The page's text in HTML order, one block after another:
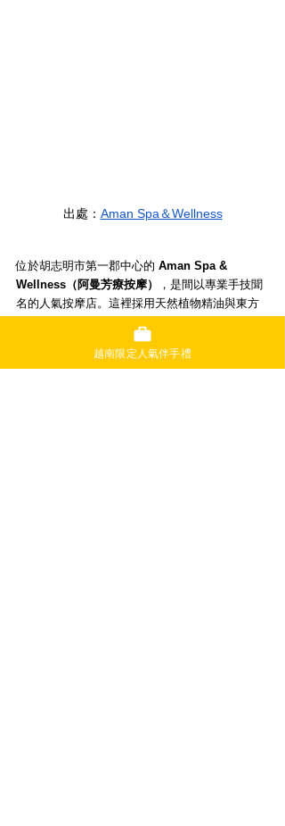
出處： Aman Spa＆Wellness
位於胡志明市第一郡中心的 Aman Spa &
Wellness（阿曼芳療按摩）
，是間以專業手技聞
名的人氣按摩店。這裡採用天然植物精油與東方
越南限定人氣伴手禮